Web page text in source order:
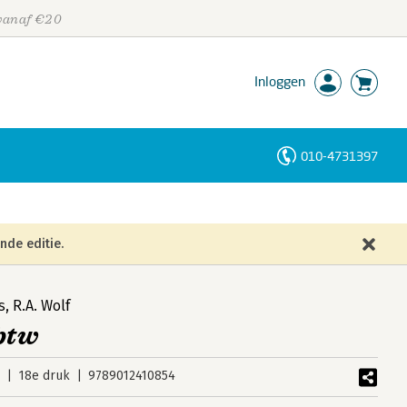
€20
Inloggen
010-4731397
editie.
, R.A. Wolf
18e druk 9789012410854
Personen
Trefwoorden